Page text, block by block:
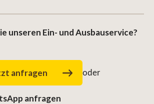
unseren Ein- und Ausbauservice?
anfragen oder
anfragen